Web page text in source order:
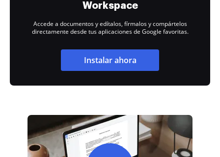
Workspace
Accede a documentos y edítalos, fírmalos y compártelos
directamente desde tus aplicaciones de Google favoritas.
Instalar ahora